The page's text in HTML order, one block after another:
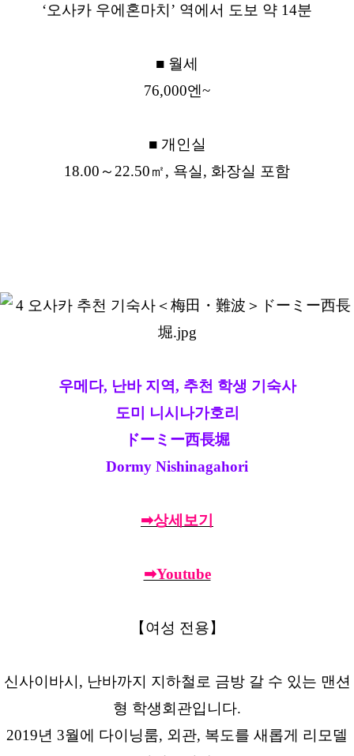
‘오사카 우에혼마치’ 역에서 도보 약 14분
■ 월세
76,000엔~
■ 개인실
18.00～22.50㎡, 욕실, 화장실 포함
우메다, 난바 지역, 추천 학생 기숙사
도미 니시나가호리
ドーミー西長堀
Dormy Nishinagahori
➡상세보기
➡Youtube
【여성 전용】
신사이바시, 난바까지 지하철로 금방 갈 수 있는 맨션
형 학생회관입니다.
2019년 3월에 다이닝룸, 외관, 복도를 새롭게 리모델